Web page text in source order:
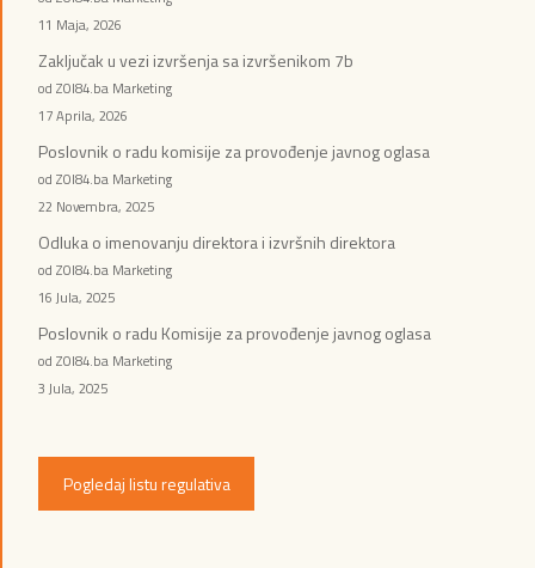
11 Maja, 2026
Zaključak u vezi izvršenja sa izvršenikom 7b
od ZOI84.ba Marketing
17 Aprila, 2026
Poslovnik o radu komisije za provođenje javnog oglasa
od ZOI84.ba Marketing
22 Novembra, 2025
Odluka o imenovanju direktora i izvršnih direktora
od ZOI84.ba Marketing
16 Jula, 2025
Poslovnik o radu Komisije za provođenje javnog oglasa
od ZOI84.ba Marketing
3 Jula, 2025
Pogledaj listu regulativa